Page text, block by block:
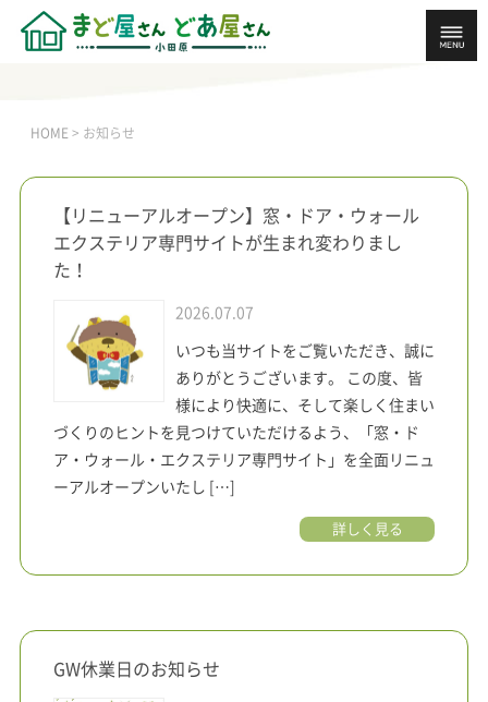
お知らせ
HOME > お知らせ
【リニューアルオープン】窓・ドア・ウォール
エクステリア専門サイトが生まれ変わりまし
た！
2026.07.07
いつも当サイトをご覧いただき、誠に
ありがとうございます。 この度、皆
様により快適に、そして楽しく住まい
づくりのヒントを見つけていただけるよう、「窓・ド
ア・ウォール・エクステリア専門サイト」を全面リニュ
ーアルオープンいたし […]
詳しく見る
GW休業日のお知らせ